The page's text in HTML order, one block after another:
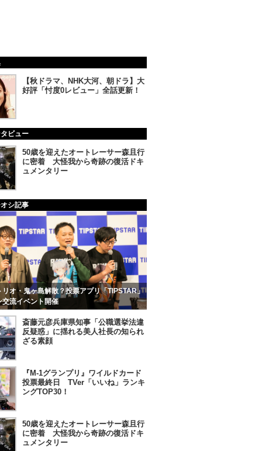
【秋ドラマ、NHK大河、朝ドラ】大
好評「忖度0レビュー」全話更新！
ビュー
50歳を迎えたオートレーサー森且行
に密着 大怪我から奇跡の復活ドキ
ュメンタリー
シ記事
リオ・鬼ヶ島解散？投票アプリ「TIPSTAR」
交流イベント開催
斎藤元彦兵庫県知事「公職選挙法違
反疑惑」に揺れる美人社長の知られ
ざる素顔
『M-1グランプリ』ワイルドカード
投票最終日 TVer「いいね」ランキ
ングTOP30！
50歳を迎えたオートレーサー森且行
に密着 大怪我から奇跡の復活ドキ
ュメンタリー